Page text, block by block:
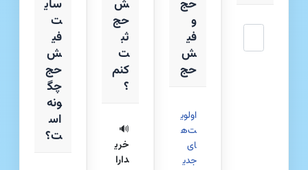
حج
و
فی
ش
حج
اولوی
ت‌ه
ای
جدی
ش
حج
ثب
ت
کنم
؟
🔊
خری
دارا
سای
ت
فی
ش‌
حج
چگ
ونه
اس
ت؟